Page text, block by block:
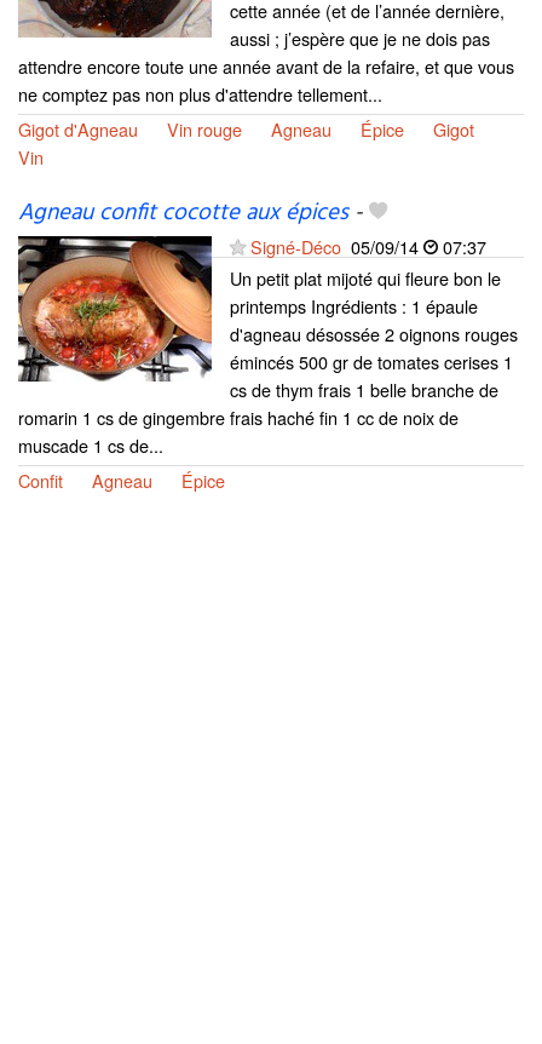
cette année (et de l’année dernière,
aussi ; j’espère que je ne dois pas
attendre encore toute une année avant de la refaire, et que vous
ne comptez pas non plus d'attendre tellement...
Gigot d'Agneau
Vin rouge Agneau Épice
Gigot
Vin
Agneau confit cocotte aux épices-
Signé-Déco 05/09/14
07:37
Un petit plat mijoté qui fleure bon le
printemps Ingrédients : 1 épaule
d'agneau désossée 2 oignons rouges
émincés 500 gr de tomates cerises 1
cs de thym frais 1 belle branche de
romarin 1 cs de gingembre frais haché fin 1 cc de noix de
muscade 1 cs de...
Confit
Agneau Épice